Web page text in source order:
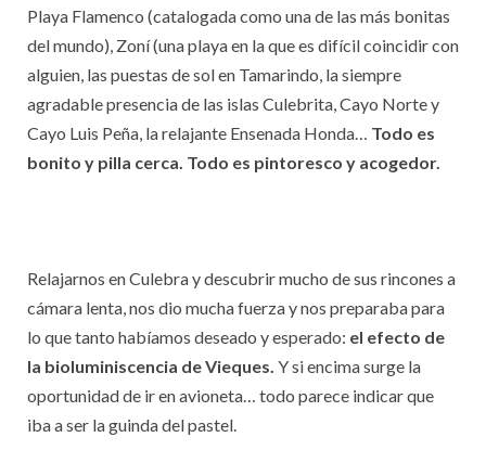
Playa Flamenco (catalogada como una de las más bonitas
del mundo), Zoní (una playa en la que es difícil coincidir con
alguien, las puestas de sol en Tamarindo, la siempre
agradable presencia de las islas Culebrita, Cayo Norte y
Cayo Luis Peña, la relajante Ensenada Honda… Todo es
bonito y pilla cerca. Todo es pintoresco y acogedor.
Relajarnos en Culebra y descubrir mucho de sus rincones a
cámara lenta, nos dio mucha fuerza y nos preparaba para
lo que tanto habíamos deseado y esperado: el efecto de
la bioluminiscencia de Vieques. Y si encima surge la
oportunidad de ir en avioneta… todo parece indicar que
iba a ser la guinda del pastel.